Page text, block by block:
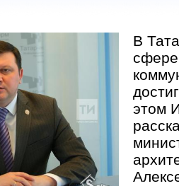
В
этом